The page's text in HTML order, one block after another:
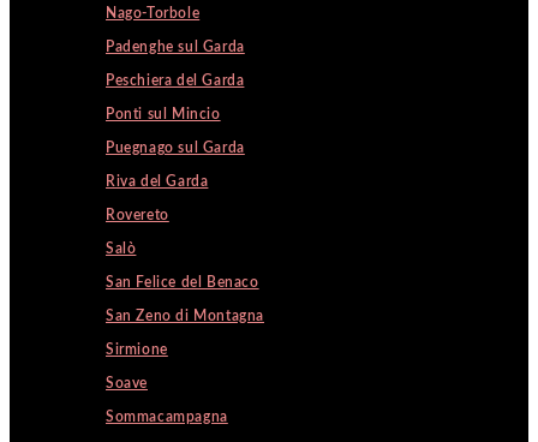
Nago-Torbole
Padenghe sul Garda
Peschiera del Garda
Ponti sul Mincio
Puegnago sul Garda
Riva del Garda
Rovereto
Salò
San Felice del Benaco
San Zeno di Montagna
Sirmione
Soave
Sommacampagna